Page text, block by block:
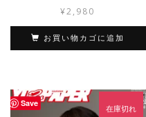
¥2,980
お買い物カゴに追加
Save
在庫切れ